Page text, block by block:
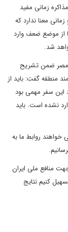
زمانی مفید
معنا ندارد که
از موضع ضعف وارد
شد.
مصر ضمن تشریح
منطقه گفت: باید از
این سفر مهمی بود
نشده است. باید
روابط ما به
منافع ملی ایران
کنیم نتایج